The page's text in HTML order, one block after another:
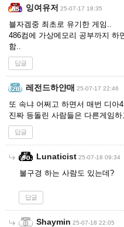
잉여유저 25-07-17 18:35
블자겜중 최초로 유기한 게임..
486컴에 가상메모리 공부까지 하
함..
답글
레전드하얀매 25-07-17 22:46
또 속냐 어쩌고 하면서 매번 디아
진짜 등돌린 사람들은 다른게임
답글
Lunaticist 25-07-18 09:34
불구경 하는 사람도 있는데?
답글
Shaymin 25-07-18 22:05